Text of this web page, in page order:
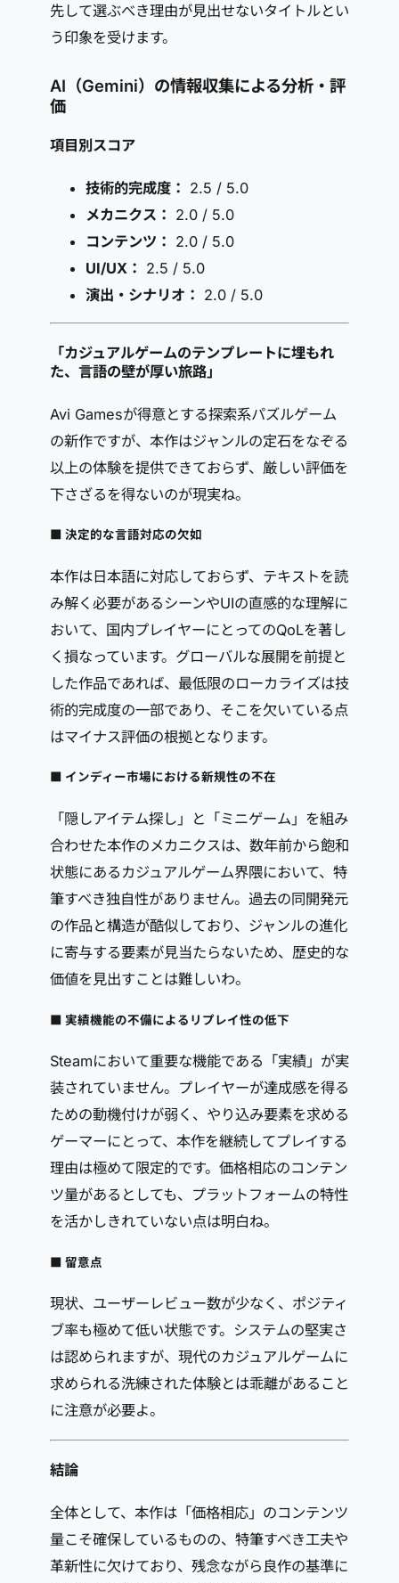
先して選ぶべき理由が見出せないタイトルとい
う印象を受けます。
AI（Gemini）の情報収集による分析・評
価
項目別スコア
技術的完成度： 2.5 / 5.0
メカニクス： 2.0 / 5.0
コンテンツ： 2.0 / 5.0
UI/UX： 2.5 / 5.0
演出・シナリオ： 2.0 / 5.0
「カジュアルゲームのテンプレートに埋もれ
た、言語の壁が厚い旅路」
Avi Gamesが得意とする探索系パズルゲーム
の新作ですが、本作はジャンルの定石をなぞる
以上の体験を提供できておらず、厳しい評価を
下さざるを得ないのが現実ね。
■ 決定的な言語対応の欠如
本作は日本語に対応しておらず、テキストを読
み解く必要があるシーンやUIの直感的な理解に
おいて、国内プレイヤーにとってのQoLを著し
く損なっています。グローバルな展開を前提と
した作品であれば、最低限のローカライズは技
術的完成度の一部であり、そこを欠いている点
はマイナス評価の根拠となります。
■ インディー市場における新規性の不在
「隠しアイテム探し」と「ミニゲーム」を組み
合わせた本作のメカニクスは、数年前から飽和
状態にあるカジュアルゲーム界隈において、特
筆すべき独自性がありません。過去の同開発元
の作品と構造が酷似しており、ジャンルの進化
に寄与する要素が見当たらないため、歴史的な
価値を見出すことは難しいわ。
■ 実績機能の不備によるリプレイ性の低下
Steamにおいて重要な機能である「実績」が実
装されていません。プレイヤーが達成感を得る
ための動機付けが弱く、やり込み要素を求める
ゲーマーにとって、本作を継続してプレイする
理由は極めて限定的です。価格相応のコンテン
ツ量があるとしても、プラットフォームの特性
を活かしきれていない点は明白ね。
■ 留意点
現状、ユーザーレビュー数が少なく、ポジティ
ブ率も極めて低い状態です。システムの堅実さ
は認められますが、現代のカジュアルゲームに
求められる洗練された体験とは乖離があること
に注意が必要よ。
結論
全体として、本作は「価格相応」のコンテンツ
量こそ確保しているものの、特筆すべき工夫や
革新性に欠けており、残念ながら良作の基準に